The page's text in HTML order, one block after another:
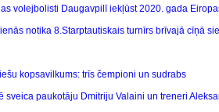
volejbolisti Daugavpilī iekļūst 2020. gada
notika 8.Starptautiskais turnīrs brīvajā cīņā
kopsavilkums: trīs čempioni un sudrabs
sveica paukotāju Dmitriju Valaini un treneri